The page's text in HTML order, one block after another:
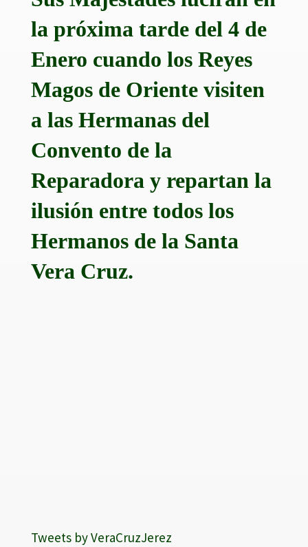
la próxima tarde del 4 de
Enero cuando los Reyes
Magos de Oriente visiten
a las Hermanas del
Convento de la
Reparadora y repartan la
ilusión entre todos los
Hermanos de la Santa
Vera Cruz.
Tweets by VeraCruzJerez